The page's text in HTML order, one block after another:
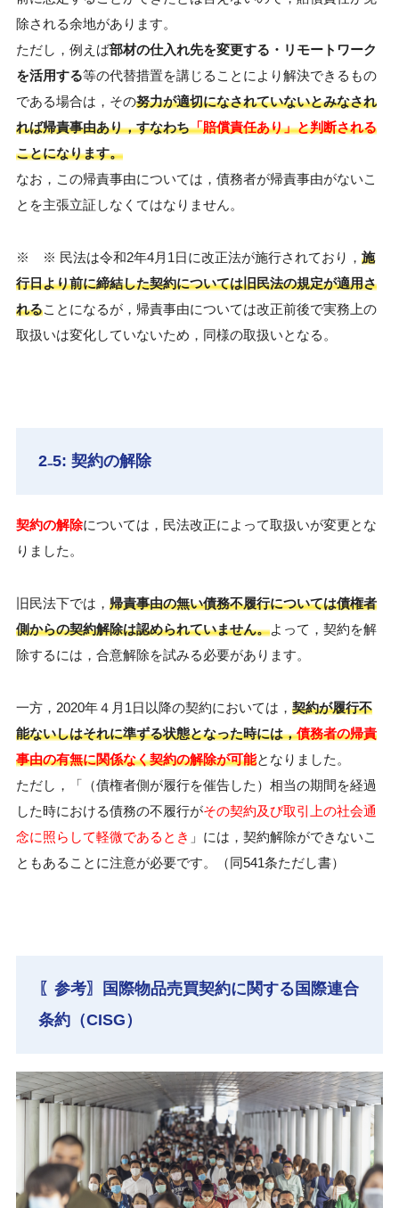
除される余地があります。
ただし，例えば部材の仕入れ先を変更する・リモートワーク
を活用する等の代替措置を講じることにより解決できるもの
である場合は，その努力が適切になされていないとみなされ
れば帰責事由あり，すなわち「賠償責任あり」と判断される
ことになります。
なお，この帰責事由については，債務者が帰責事由がないこ
とを主張立証しなくてはなりません。
※ ※ 民法は令和2年4月1日に改正法が施行されており， 施
行日より前に締結した契約については旧民法の規定が適用さ
れることになるが，帰責事由については改正前後で実務上の
取扱いは変化していないため，同様の取扱いとなる。
2₋5: 契約の解除
契約の解除については，民法改正によって取扱いが変更とな
りました。
旧民法下では， 帰責事由の無い債務不履行については債権者
側からの契約解除は認められていません。よって，契約を解
除するには，合意解除を試みる必要があります。
一方，2020年４月1日以降の契約においては， 契約が履行不
能ないしはそれに準ずる状態となった時には，債務者の帰責
事由の有無に関係なく契約の解除が可能となりました。
ただし，「（債権者側が履行を催告した）相当の期間を経過
した時における債務の不履行がその契約及び取引上の社会通
念に照らして軽微であるとき 」には，契約解除ができないこ
ともあることに注意が必要です。（同541条ただし書）
〖参考〗国際物品売買契約に関する国際連合
条約（CISG）